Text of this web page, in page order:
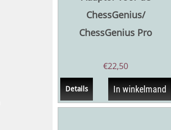
ChessGenius/
ChessGenius Pro
€22,50
Details In winkelmand